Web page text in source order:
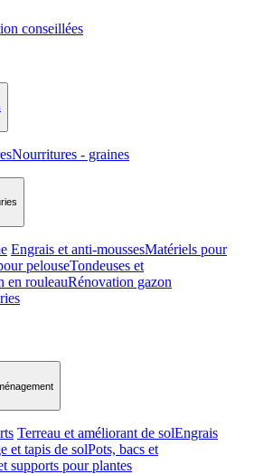
conseillées
Nourritures - graines
Engrais et anti-moussesMatériels pour
pelouseTondeuses et
en rouleauRénovation gazon
Terreau et améliorant de solEngrais
et tapis de solPots, bacs et
supports pour plantes